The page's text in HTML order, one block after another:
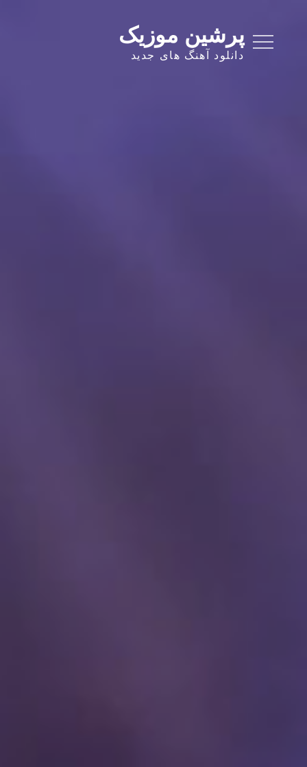
content
پرشین موزیک
دانلود آهنگ های جدید